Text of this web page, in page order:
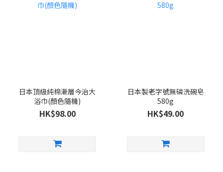
日本頂級純棉漸層今治大
浴巾(顏色隨機)
HK$98.00
日本製老字號無磷洗碗皂
580g
HK$49.00